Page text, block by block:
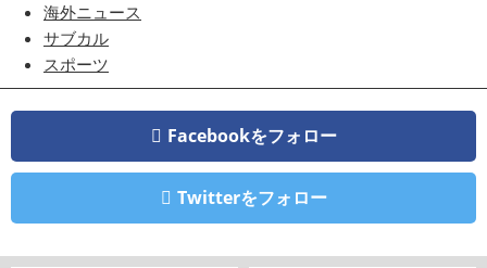
海外ニュース
サブカル
スポーツ
Facebookをフォロー
Twitterをフォロー